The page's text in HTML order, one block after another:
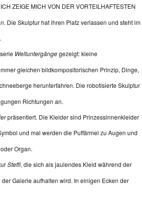
ZEIGE MICH VON DER VORTEILHAFTESTEN
. Die Skulptur hat ihren Platz verlassen und steht im
Weltuntergängegezeigt: kleine
gleichen bildkompositorischen Prinzip, Dinge,
herunterfahren. Die robotisierte Skulptur
Richtungen an.
präsentiert. Die Kleider sind Prinzessinnenkleider
und mal werden die Puffärmel zu Augen und
Organ.
Steffi, die sich als jaulendes Kleid während der
Galerie aufhalten wird. In einigen Ecken der